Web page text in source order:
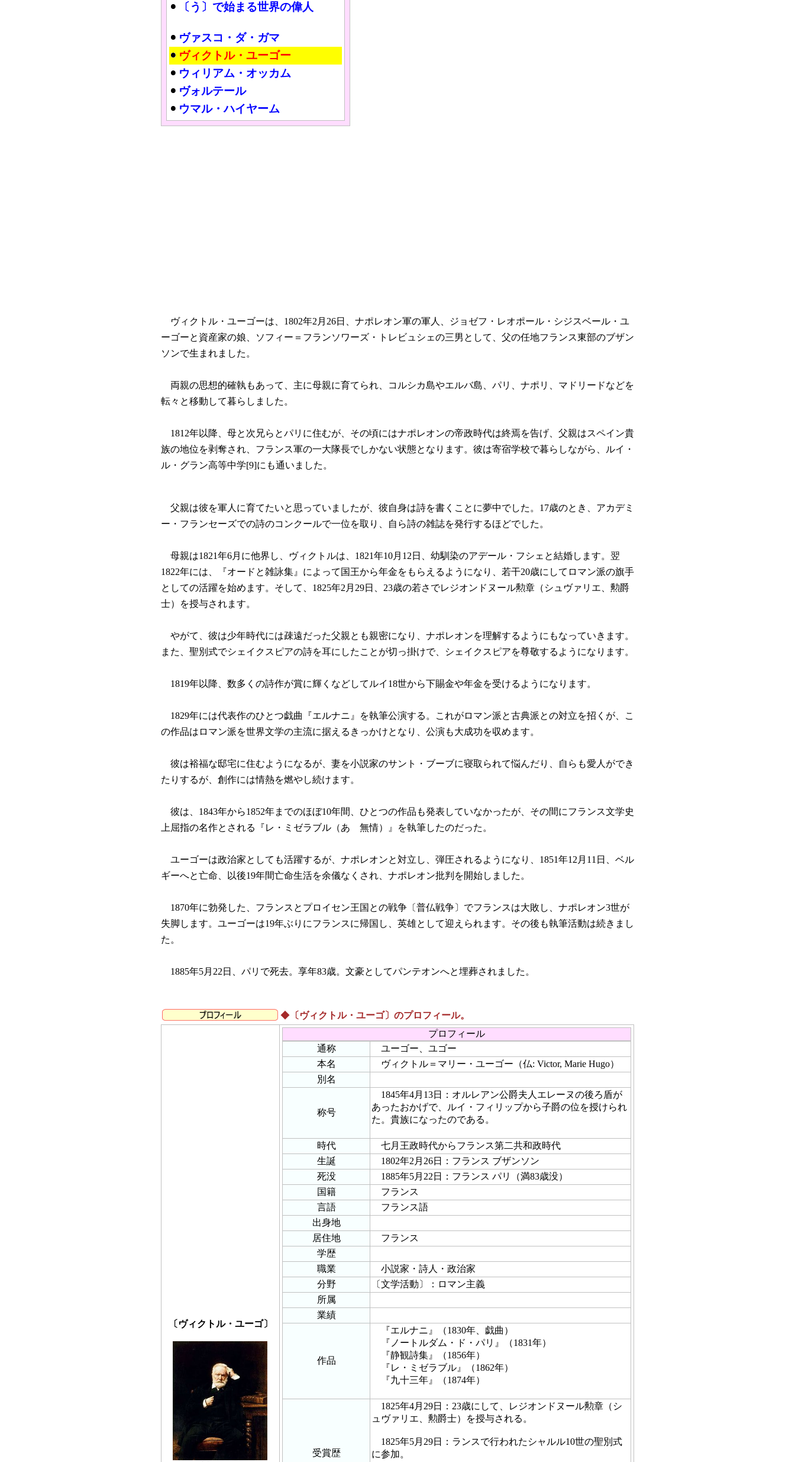
〔う〕で始まる世界の偉人
ヴァスコ・ダ・ガマ
ヴィクトル・ユーゴー
ウィリアム・オッカム
ヴォルテール
ウマル・ハイヤーム
ヴィクトル・ユーゴーは、1802年2月26日、ナポレオン軍の軍人、ジョゼフ・レオポール・シジスベール・ユ
ーゴーと資産家の娘、ソフィー＝フランソワーズ・トレビュシェの三男として、父の任地フランス東部のブザン
ソンで生まれました。
両親の思想的確執もあって、主に母親に育てられ、コルシカ島やエルバ島、パリ、ナポリ、マドリードなどを
転々と移動して暮らしました。
1812年以降、母と次兄らとパリに住むが、その頃にはナポレオンの帝政時代は終焉を告げ、父親はスペイン貴
族の地位を剥奪され、フランス軍の一大隊長でしかない状態となります。彼は寄宿学校で暮らしながら、ルイ・
ル・グラン高等中学[9]にも通いました。
父親は彼を軍人に育てたいと思っていましたが、彼自身は詩を書くことに夢中でした。17歳のとき、アカデミ
ー・フランセーズでの詩のコンクールで一位を取り、自ら詩の雑誌を発行するほどでした。
母親は1821年6月に他界し、ヴィクトルは、1821年10月12日、幼馴染のアデール・フシェと結婚します。翌
1822年には、『オードと雑詠集』によって国王から年金をもらえるようになり、若干20歳にしてロマン派の旗手
としての活躍を始めます。そして、1825年2月29日、23歳の若さでレジオンドヌール勲章（シュヴァリエ、勲爵
士）を授与されます。
やがて、彼は少年時代には疎遠だった父親とも親密になり、ナポレオンを理解するようにもなっていきます。
また、聖別式でシェイクスピアの詩を耳にしたことが切っ掛けで、シェイクスピアを尊敬するようになります。
1819年以降、数多くの詩作が賞に輝くなどしてルイ18世から下賜金や年金を受けるようになります。
1829年には代表作のひとつ戯曲『エルナニ』を執筆公演する。これがロマン派と古典派との対立を招くが、こ
の作品はロマン派を世界文学の主流に据えるきっかけとなり、公演も大成功を収めます。
彼は裕福な邸宅に住むようになるが、妻を小説家のサント・ブーブに寝取られて悩んだり、自らも愛人ができ
たりするが、創作には情熱を燃やし続けます。
彼は、1843年から1852年までのほぼ10年間、ひとつの作品も発表していなかったが、その間にフランス文学史
上屈指の名作とされる『レ・ミゼラブル（あゝ無情）』を執筆したのだった。
ユーゴーは政治家としても活躍するが、ナポレオンと対立し、弾圧されるようになり、1851年12月11日、ベル
ギーへと亡命、以後19年間亡命生活を余儀なくされ、ナポレオン批判を開始しました。
1870年に勃発した、フランスとプロイセン王国との戦争〔普仏戦争〕でフランスは大敗し、ナポレオン3世が
失脚します。ユーゴーは19年ぶりにフランスに帰国し、英雄として迎えられます。その後も執筆活動は続きまし
た。
1885年5月22日、パリで死去。享年83歳。文豪としてパンテオンへと埋葬されました。
◆ 〔ヴィクトル・ユーゴ〕のプロフィール。
〔ヴィクトル・ユーゴ〕
プロフィール
通称
ユーゴー、ユゴー
本名
ヴィクトル＝マリー・ユーゴー（仏: Victor, Marie Hugo）
別名
称号
1845年4月13日：オルレアン公爵夫人エレーヌの後ろ盾が
あったおかげで、ルイ・フィリップから子爵の位を授けられ
た。貴族になったのである。
時代
七月王政時代からフランス第二共和政時代
生誕
1802年2月26日：フランス ブザンソン
死没
1885年5月22日：フランス パリ（満83歳没）
国籍
フランス
言語
フランス語
出身地
居住地
フランス
学歴
職業
小説家・詩人・政治家
分野
〔文学活動〕：ロマン主義
所属
業績
作品
『エルナニ』（1830年、戯曲）
『ノートルダム・ド・パリ』（1831年）
『静観詩集』（1856年）
『レ・ミゼラブル』（1862年）
『九十三年』（1874年）
受賞歴
1825年4月29日：23歳にして、レジオンドヌール勲章（シ
ュヴァリエ、勲爵士）を授与される。
1825年5月29日：ランスで行われたシャルル10世の聖別式
に参加。